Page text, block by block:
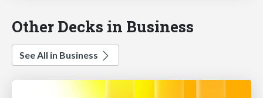
Other Decks in Business
See All in Business